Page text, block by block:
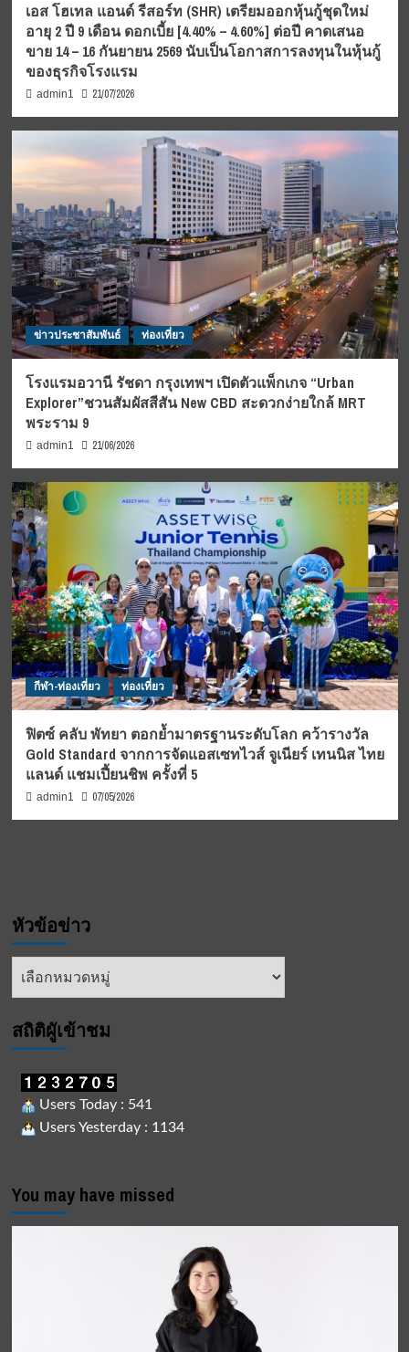
เอส โฮเทล แอนด์ รีสอร์ท (SHR) เตรียมออกหุ้นกู้ชุดใหม่
อายุ 2 ปี 9 เดือน ดอกเบี้ย [4.40% – 4.60%] ต่อปี คาดเสนอ
ขาย 14 – 16 กันยายน 2569 นับเป็นโอกาสการลงทุนในหุ้นกู้
ของธุรกิจโรงแรม
admin1 21/07/2026
ข่าวประชาสัมพันธ์ ท่องเที่ยว
โรงแรมอวานี รัชดา กรุงเทพฯ เปิดตัวแพ็กเกจ “Urban
Explorer”ชวนสัมผัสสีสัน New CBD สะดวกง่ายใกล้ MRT
พระราม 9
admin1 21/06/2026
กีฬา-ท่องเที่ยว ท่องเที่ยว
ฟิตซ์ คลับ พัทยา ตอกย้ำมาตรฐานระดับโลก คว้ารางวัล
Gold Standard จากการจัดแอสเซทไวส์ จูเนียร์ เทนนิส ไทย
แลนด์ แชมเปี้ยนชิพ ครั้งที่ 5
admin1 07/05/2026
หัวข้อข่าว
หัวข้อ
สถิติผูัเข้าชม
Users Today : 541
Users Yesterday : 1134
You may have missed